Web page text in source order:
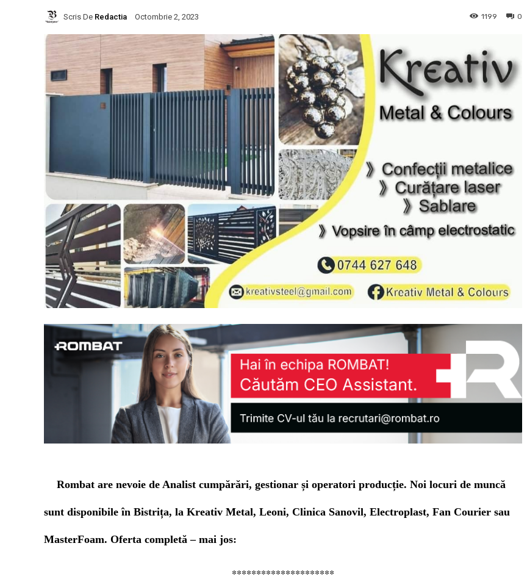
Scris De Redactia Octombrie 2, 2023 0
1199
Rombat are nevoie de Analist cumpărări, gestionar și operatori producție. Noi locuri de muncă
sunt disponibile în Bistrița, la Kreativ Metal, Leoni, Clinica Sanovil, Electroplast, Fan Courier sau
MasterFoam. Oferta completă – mai jos:
*********************